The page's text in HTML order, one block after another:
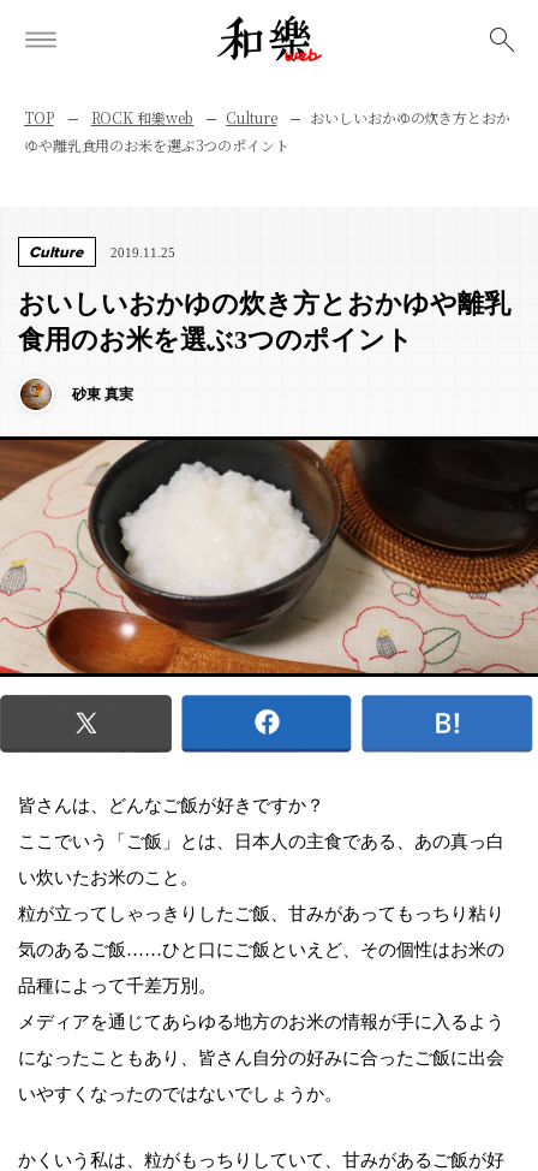
TOP ROCK 和樂web Culture
おいしいおかゆの炊き方とおか
ゆや離乳食用のお米を選ぶ3つのポイント
Culture 2019.11.25
おいしいおかゆの炊き方とおかゆや離乳
食用のお米を選ぶ3つのポイント
砂東 真実
皆さんは、どんなご飯が好きですか？
ここでいう「ご飯」とは、日本人の主食である、あの真っ白
い炊いたお米のこと。
粒が立ってしゃっきりしたご飯、甘みがあってもっちり粘り
気のあるご飯……ひと口にご飯といえど、その個性はお米の
品種によって千差万別。
メディアを通じてあらゆる地方のお米の情報が手に入るよう
になったこともあり、皆さん自分の好みに合ったご飯に出会
いやすくなったのではないでしょうか。
かくいう私は、粒がもっちりしていて、甘みがあるご飯が好